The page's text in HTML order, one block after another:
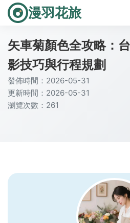
漫羽花旅
矢車菊顏色全攻略：
影技巧與行程規劃
發佈時間：2026-05-31
更新時間：2026-05-31
瀏覽次數：261